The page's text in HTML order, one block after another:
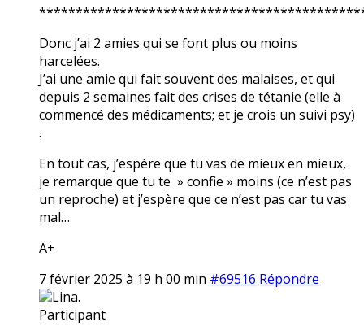
Donc j’ai 2 amies qui se font plus ou moins
harcelées.
J’ai une amie qui fait souvent des malaises, et qui
depuis 2 semaines fait des crises de tétanie (elle à
commencé des médicaments; et je crois un suivi psy)
.
En tout cas, j’espère que tu vas de mieux en mieux,
je remarque que tu te » confie » moins (ce n’est pas
un reproche) et j’espère que ce n’est pas car tu vas
mal…
A+
7 février 2025 à 19 h 00 min #69516 Répondre
Lina.
Participant